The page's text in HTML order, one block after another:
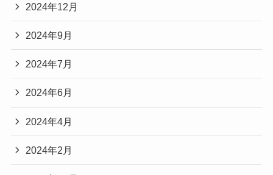
2024年12月
2024年9月
2024年7月
2024年6月
2024年4月
2024年2月